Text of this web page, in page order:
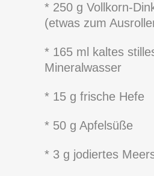
* 250 g Vollkorn-
(etwas zum
* 165 ml kaltes
Mineralwasser
* 15 g frische Hefe
* 50 g Apfelsüße
* 3 g jodiertes